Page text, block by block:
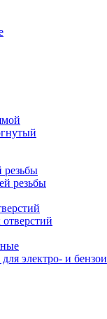
резьбы
резьбы
электро- и